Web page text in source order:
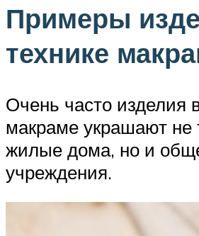
Примеры
технике
Очень часто изделия
макраме украшают не
жилые дома, но и
учреждения.